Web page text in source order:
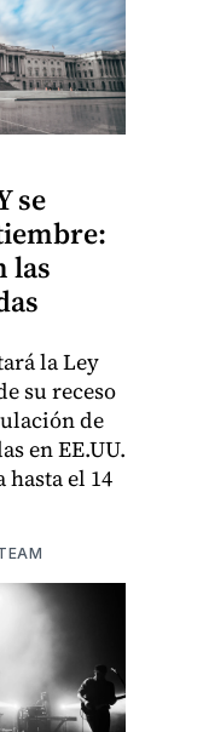
se
las
la Ley
su receso
de
en EE.UU.
hasta el 14